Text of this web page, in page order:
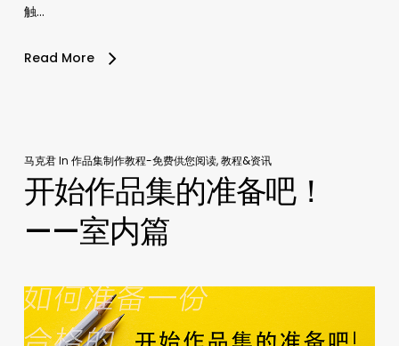
触…
Read More
马克君In 作品集制作教程-免费供您阅读,教程&资讯
开始作品集的准备吧！
——室内篇